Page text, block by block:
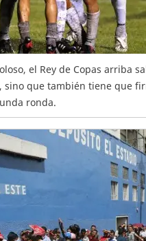
el Rey de Copas arriba
que también tiene que
ronda.